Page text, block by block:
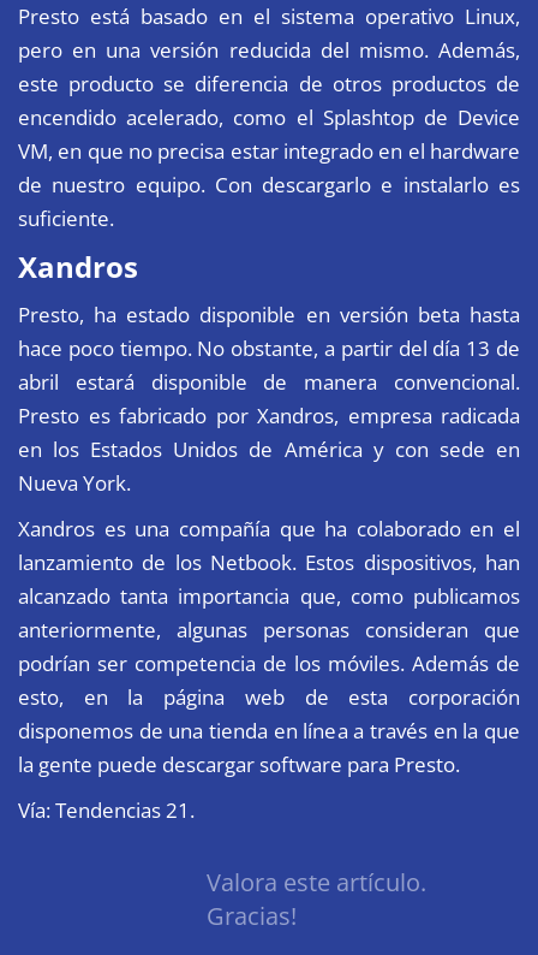
Presto está basado en el sistema operativo Linux,
pero en una versión reducida del mismo. Además,
este producto se diferencia de otros productos de
encendido acelerado, como el Splashtop de Device
VM, en que no precisa estar integrado en el hardware
de nuestro equipo. Con descargarlo e instalarlo es
suficiente.
Xandros
Presto, ha estado disponible en versión beta hasta
hace poco tiempo. No obstante, a partir del día 13 de
abril estará disponible de manera convencional.
Presto es fabricado por Xandros, empresa radicada
en los Estados Unidos de América y con sede en
Nueva York.
Xandros es una compañía que ha colaborado en el
lanzamiento de los Netbook. Estos dispositivos, han
alcanzado tanta importancia que, como publicamos
anteriormente, algunas personas consideran que
podrían ser competencia de los móviles. Además de
esto, en la página web de esta corporación
disponemos de una tienda en línea a través en la que
la gente puede descargar software para Presto.
Vía:Tendencias 21 .
Valora este artículo.
Gracias!